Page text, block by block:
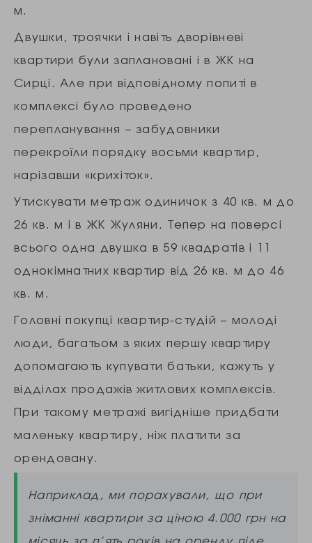
м.
Двушки, троячки і навіть дворівневі
квартири були заплановані і в ЖК на
Сирці. Але при відповідному попиті в
комплексі було проведено
перепланування – забудовники
перекроїли порядку восьми квартир,
нарізавши «крихіток».
Утискувати метраж одиничок з 40 кв. м до
26 кв. м і в ЖК Жуляни. Тепер на поверсі
всього одна двушка в 59 квадратів і 11
однокімнатних квартир від 26 кв. м до 46
кв. м.
Головні покупці квартир-студій – молоді
люди, багатьом з яких першу квартиру
допомагають купувати батьки, кажуть у
відділах продажів житлових комплексів.
При такому метражі вигідніше придбати
маленьку квартиру, ніж платити за
орендовану.
Наприклад, ми порахували, що при
зніманні квартири за ціною 4.000 грн на